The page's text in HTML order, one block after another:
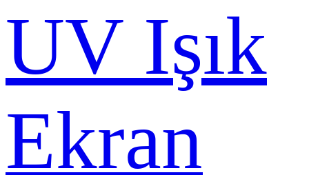
UV Işık
Ekran